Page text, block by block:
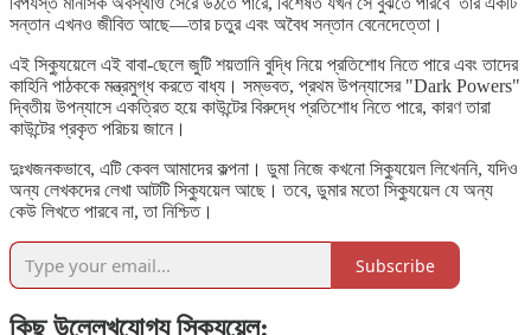
সন্তান এখনও জীবিত আছে—তার চতুর এবং অবৈধ সন্তান বেনেদেত্তো।
এই সিক্যুয়েলে এই বাবা-ছেলে জুটি শয়তানি বুদ্ধি নিয়ে প্রতিশোধ নিতে পারে এবং তাদের
কাহিনি পাঠককে মন্ত্রমুগ্ধ করতে বাধ্য। সম্ভবত, প্রথম উপন্যাসের "Dark Powers"
দ্বিতীয় উপন্যাসে একত্রিত হয়ে কাউন্টের বিরুদ্ধে প্রতিশোধ নিতে পারে, কারণ তারা
কাউন্টের প্রকৃত পরিচয় জানে।
দুঃখজনকভাবে, এটি কেবল আমাদের কল্পনা। ডুমা নিজে কখনো সিক্যুয়েল লিখেননি, যদিও
অন্য লেখকদের লেখা আটটি সিক্যুয়েল আছে। তবে, ডুমার মতো সিক্যুয়েল যে অন্য
কেউ লিখতে পারবে না, তা নিশ্চিত।
Subscribe
কিছু উল্লেখযোগ্য সিক্যুয়েল: